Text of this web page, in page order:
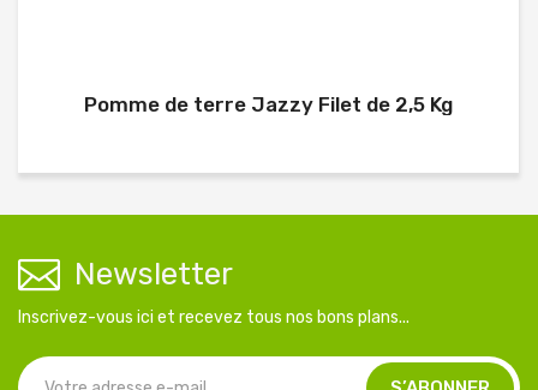
Pomme de terre Jazzy Filet de 2,5 Kg
Newsletter
Inscrivez-vous ici et recevez tous nos bons plans...